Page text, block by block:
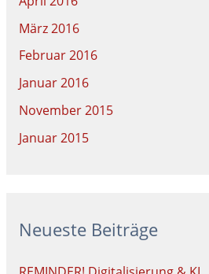
März 2016
Februar 2016
Januar 2016
November 2015
Januar 2015
Neueste Beiträge